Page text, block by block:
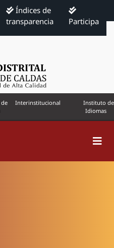
Índices de
transparencia
Participa
Interinstitucional
Instituto de
Idiomas